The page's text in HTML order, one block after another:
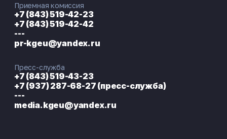
Приемная комиссия
+7 (843) 519-42-23
+7 (843) 519-42-42
---
pr-kgeu@yandex.ru
Пресс-служба
+7 (843) 519-43-23
+7 (937) 287-68-27 (пресс-служба)
---
media.kgeu@yandex.ru